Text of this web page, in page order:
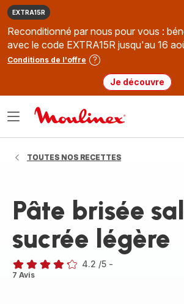
EXTRA15R
Reconditionné par nous pour vous :
avec le code EXTRA15R jusqu'au 16
Conditions de l'offre
Je découvre
Ouvrir
TOUTES NOS RECETTES
Pâte brisée
sucrée légère
ratings.4.2
4.2 /5 -
7 Avis